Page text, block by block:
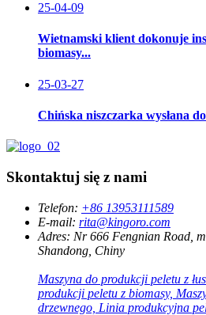
25-04-09
Wietnamski klient dokonuje
biomasy...
25-03-27
Chińska niszczarka wysłana
Skontaktuj się z nami
Telefon: +86 13953111589
E-mail: rita@kingoro.com
Adres: Nr 666 Fengnian Road,
Shandong, Chiny
Maszyna do produkcji peletu z
produkcji peletu z biomasy,
drzewnego, Linia produkcyjna